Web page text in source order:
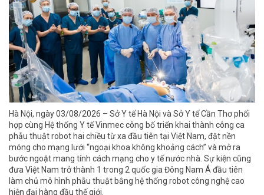
Hà Nội, ngày 03/08/2026 – Sở Y tế Hà Nội và Sở Y tế Cần Thơ phối
hợp cùng Hệ thống Y tế Vinmec công bố triển khai thành công ca
phẫu thuật robot hai chiều từ xa đầu tiên tại Việt Nam, đặt nền
móng cho mạng lưới “ngoại khoa không khoảng cách” và mở ra
bước ngoặt mang tính cách mạng cho y tế nước nhà. Sự kiện cũng
đưa Việt Nam trở thành 1 trong 2 quốc gia Đông Nam Á đầu tiên
làm chủ mô hình phẫu thuật bằng hệ thống robot công nghệ cao
hiện đại hàng đầu thế giới.